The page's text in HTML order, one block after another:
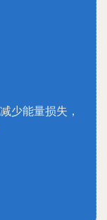
少能量损失，